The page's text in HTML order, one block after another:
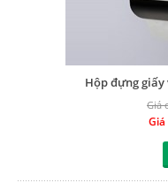
Hộp đựng giấy
Giá